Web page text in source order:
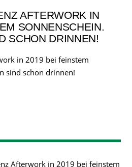
AFTERWORK IN
SONNENSCHEIN.
SCHON DRINNEN!
in 2019 bei feinstem
sind schon drinnen!
Afterwork in 2019 bei feinstem